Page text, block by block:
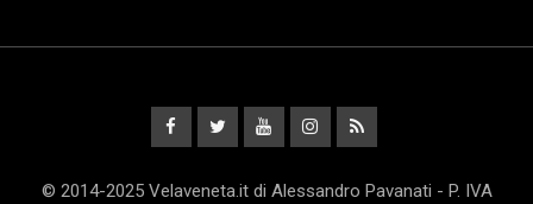
© 2014-2025 Velaveneta.it di Alessandro Pavanati - P. IVA